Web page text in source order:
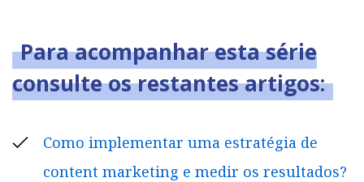
Para acompanhar esta série
consulte os restantes artigos:
Como implementar uma estratégia de
content marketing e medir os resultados?